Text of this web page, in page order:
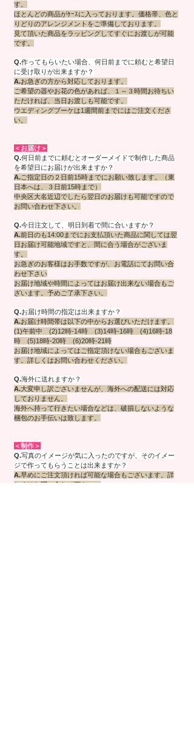
す。
ほとんどの商品がｹｰｽに入っております。価格帯、色と
りどりのアレンジメントをご準備しております。
見て頂いた商品をラッピングしてすぐにお渡しが可能
です。
Q.作ってもらいたい場合、何日前までに頼むと希望日
に受け取りが出来ますか？
A.お急ぎの方から対応しております。
ご希望の器やお花の色があれば、
１～３時間お待ちい
ただければ 、当日お渡しも可能です。
ウエディングブーケは1週間前までにはご注文くださ
い。
＜お届け＞
Q.何日前までに頼むとオーダーメイドで制作した商品
を希望日にお届けが出来ますか？
A.ご指定日の２日前15時までにお願い致します。（東
日本へは、３日前15時まで）
中央区大名近辺でしたら翌日のお届けも可能ですので
お問い合わせ下さい。
Q.今日注文して、明日到着で間に合いますか？
A.前日のも14:00までにお支払頂いた商品に関しては翌
日お届け可能地域ですと、間に合う場合がございま
す。
お急ぎのお客様はお手数ですが、お電話にてお問い合
わせ下さい
お届け地域や時間によってはお届け出来ない場合もご
ざいます。予めご了承下さい。
Q.お届け時間の指定は出来ますか？
A.お届け時間帯は以下の中からお選びいただけます。
(1)午前中 (2)12時-14時 (3)14時-16時 (4)16時-18
時 (5)18時-20時 (6)20時-21時
お届け地域によってはご指定頂けない場合もございま
す。詳しくはお問い合わせください。
Q.海外に送れますか？
A.大変申し訳ございませんが、海外への配送には対応
しておりません。
海外へ持って行きたい場合などは、破損しないような
梱包のお手伝いは致します。
＜制作＞
Q.写真のイメージが気に入ったのですが、そのイメー
ジで作ってもらうことは出来ますか？
A.早めにご注文頂ければ可能な場合もございます。詳
しくはお問い合わせ下さい。